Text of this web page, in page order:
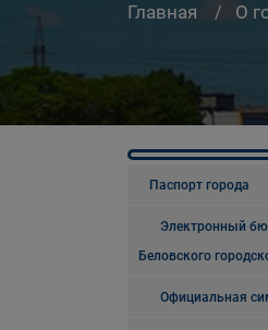
Главная О
Паспорт города
Электронный
Беловского
Официальная